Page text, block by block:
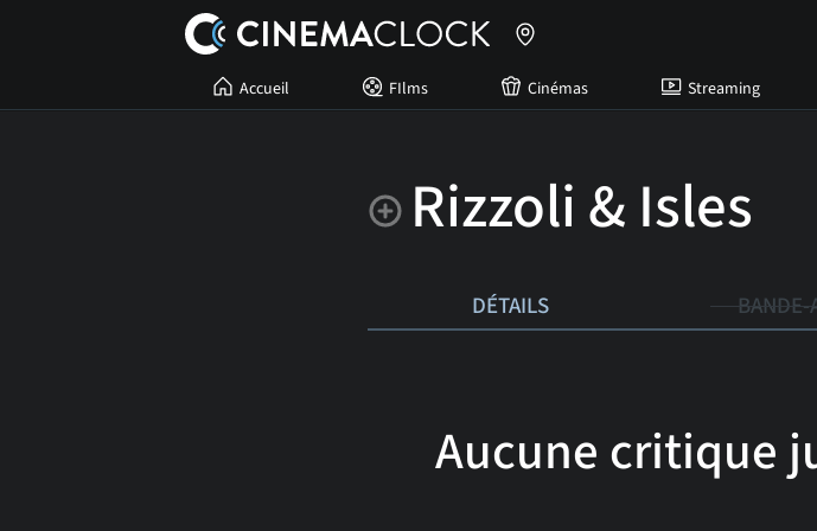
Accueil FIlms Cinémas Streaming
Rizzoli & Isles
DÉTAILS BANDE-
Aucune critique